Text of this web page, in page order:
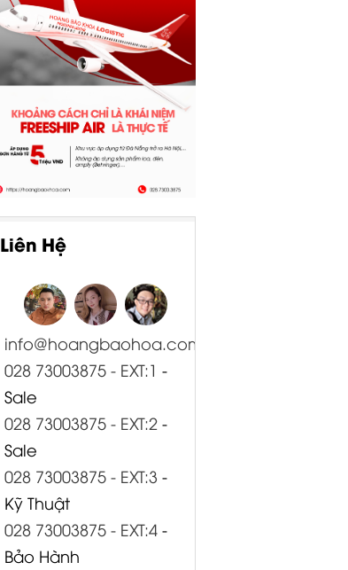
Liên Hệ
info@hoangbaohoa.com
028 73003875 - EXT:1 -
Sale
028 73003875 - EXT:2 -
Sale
028 73003875 - EXT:3 -
Kỹ Thuật
028 73003875 - EXT:4 -
Bảo Hành